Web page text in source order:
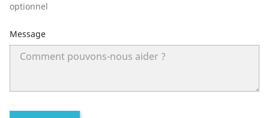
optionnel
Message